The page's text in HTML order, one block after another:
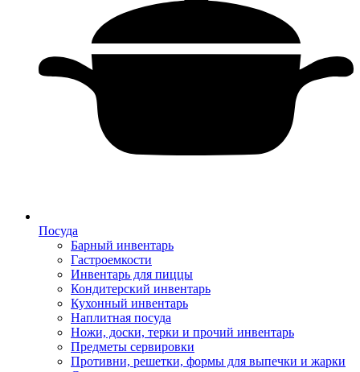
Посуда
Барный инвентарь
Гастроемкости
Инвентарь для пиццы
Кондитерский инвентарь
Кухонный инвентарь
Наплитная посуда
Ножи, доски, терки и прочий инвентарь
Предметы сервировки
Противни, решетки, формы для выпечки и жарки